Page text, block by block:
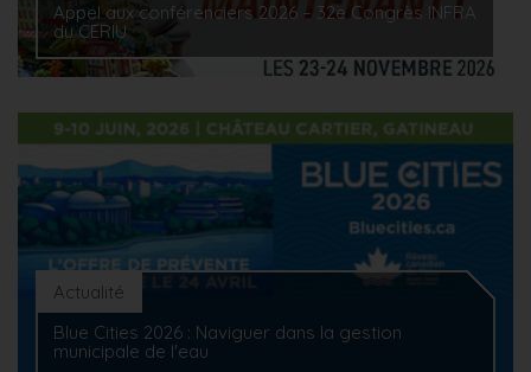
Appel aux conférenciers 2026 – 32e Congrès INFRA
du CERIU
Actualité
Blue Cities 2026 : Naviguer dans la gestion
municipale de l'eau